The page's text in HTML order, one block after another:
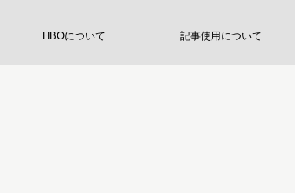
HBOについて 記事使用について